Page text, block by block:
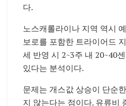
다.
노스캐롤라이나 지역 역시
보로를 포함한 트라이어드
세 반영 시 2~3주 내 20~40
있다는 분석이다.
문제는 개스값 상승이 단순
지 않는다는 점이다. 유류비